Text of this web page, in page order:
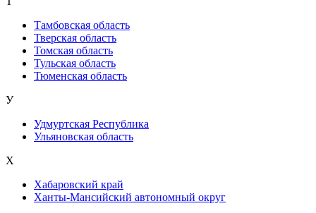
Тамбовская область
Тверская область
Томская область
Тульская область
Тюменская область
У
Удмуртская Республика
Ульяновская область
Х
Хабаровский край
Ханты-Мансийский автономный округ